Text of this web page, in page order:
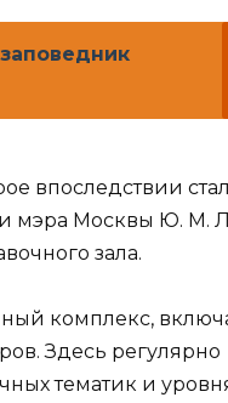
впоследствии
мэра Москвы Ю. М.
зала.
комплекс,
Здесь регулярно
тематик и